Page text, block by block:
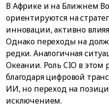
В Африке и на Ближнем
ориентируются на
инновации, активно
Однако переходы на
редки. Аналогичная
Океании. Роль CIO в этом
благодаря цифровой
ИИ, но переход на
исключением.